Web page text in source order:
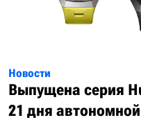
Новости
Выпущена серия
21 дня